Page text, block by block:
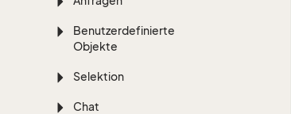
Benutzerdefinierte
Objekte
Selektion
Chat